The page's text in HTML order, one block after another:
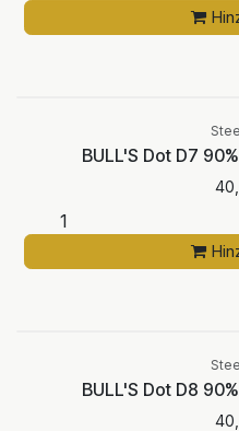
BULL'S Dot D7
BULL'S Dot D8